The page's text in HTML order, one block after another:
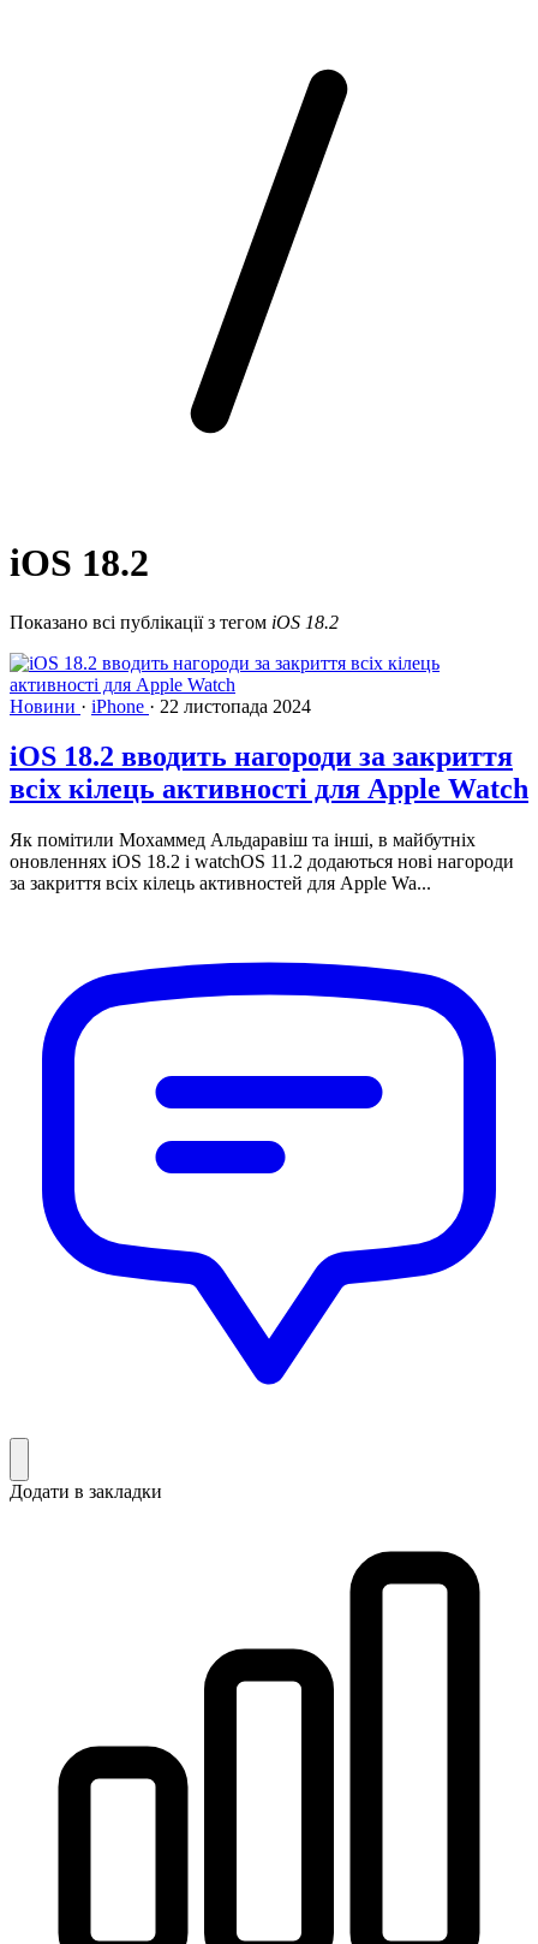
iOS 18.2
Показано всі публікації з тегом iOS 18.2
Новини · iPhone · 22 листопада 2024
iOS 18.2 вводить нагороди за закриття
всіх кілець активності для Apple Watch
Як помітили Мохаммед Альдаравіш та інші, в майбутніх
оновленнях iOS 18.2 і watchOS 11.2 додаються нові нагороди
за закриття всіх кілець активностей для Apple Wa...
Додати в закладки